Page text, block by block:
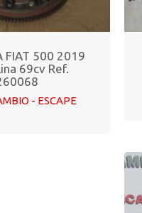
FIAT 500 2019
69cv Ref.
- ESCAPE